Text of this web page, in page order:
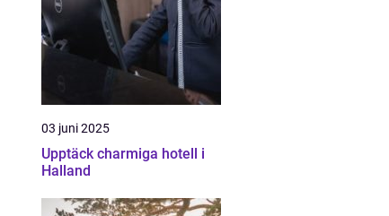
03 juni 2025
Upptäck charmiga hotell i
Halland